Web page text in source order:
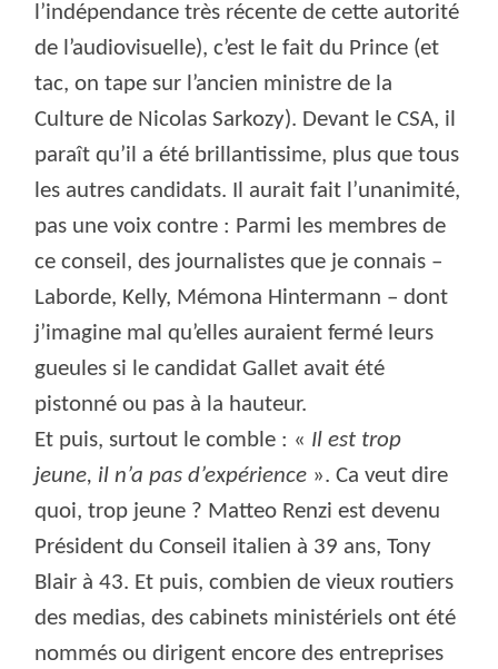
l’indépendance très récente de cette autorité
de l’audiovisuelle), c’est le fait du Prince (et
tac, on tape sur l’ancien ministre de la
Culture de Nicolas Sarkozy). Devant le CSA, il
paraît qu’il a été brillantissime, plus que tous
les autres candidats. Il aurait fait l’unanimité,
pas une voix contre : Parmi les membres de
ce conseil, des journalistes que je connais –
Laborde, Kelly, Mémona Hintermann – dont
j’imagine mal qu’elles auraient fermé leurs
gueules si le candidat Gallet avait été
pistonné ou pas à la hauteur.
Et puis, surtout le comble : « Il est trop
jeune, il n’a pas d’expérience ». Ca veut dire
quoi, trop jeune ? Matteo Renzi est devenu
Président du Conseil italien à 39 ans, Tony
Blair à 43. Et puis, combien de vieux routiers
des medias, des cabinets ministériels ont été
nommés ou dirigent encore des entreprises